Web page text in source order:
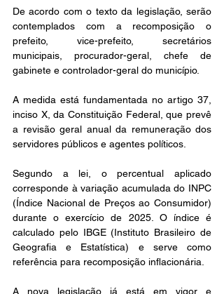
De acordo com o texto da legislação, serão
contemplados com a recomposição o
prefeito, vice-prefeito, secretários
municipais, procurador-geral, chefe de
gabinete e controlador-geral do município.
A medida está fundamentada no artigo 37,
inciso X, da Constituição Federal, que prevê
a revisão geral anual da remuneração dos
servidores públicos e agentes políticos.
Segundo a lei, o percentual aplicado
corresponde à variação acumulada do INPC
(Índice Nacional de Preços ao Consumidor)
durante o exercício de 2025. O índice é
calculado pelo IBGE (Instituto Brasileiro de
Geografia e Estatística) e serve como
referência para recomposição inflacionária.
A nova legislação já está em vigor e